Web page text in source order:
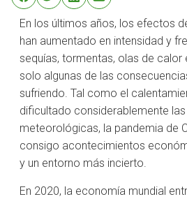
En los últimos años, los efectos
han aumentado en intensidad y
sequías, tormentas, olas de calor
solo algunas de las
sufriendo. Tal como el
dificultado considerablemente
meteorológicas, la pandemia de
consigo acontecimientos
y un entorno más incierto.
En 2020, la economía mundial